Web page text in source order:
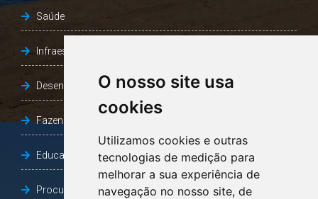
O nosso site usa
cookies
Utilizamos cookies e outras
tecnologias de medição para
melhorar a sua experiência de
navegação no nosso site, de
Saúde
Infraestrutura, Agricultura e Meio Ambiente
Desenvolvimento Social
Fazenda e Desenvolvimento Econômico
Educação
Procuradoria Geral do Município